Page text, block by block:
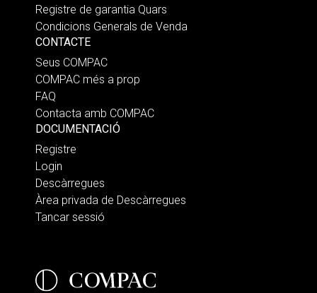
Registre de garantia Quars
Condicions Generals de Venda
CONTACTE
Seus COMPAC
COMPAC més a prop
FAQ
Contacta amb COMPAC
DOCUMENTACIÓ
Registre
Login
Descàrregues
Àrea privada de Descàrregues
Tancar sessió